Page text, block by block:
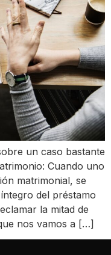
un caso bastante
Cuando uno
matrimonial, se
del préstamo
la mitad de
nos vamos a […]